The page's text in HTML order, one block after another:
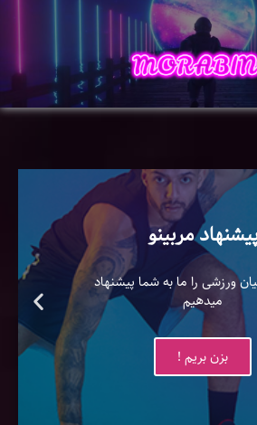
مربینو
ورزشی را ما به شما پیشنهاد
میدهیم
بزن بریم !